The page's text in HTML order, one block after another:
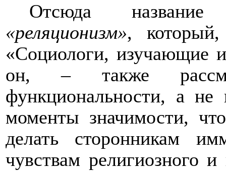
Отсюда название
«реляционизм», который,
«Социологи, изучающие
он, – также
функциональности, а
моменты значимости,
делать сторонникам
чувствам религиозного и